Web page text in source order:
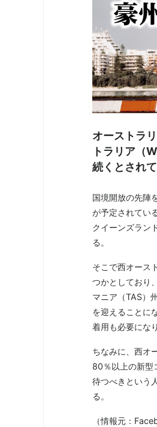
オーストラ
トラリア（
続くとされて
国境開放の先陣
が予定されてい
クイーンズラン
る。
そこで西オース
つかとしており
マニア（TAS）
を迎えることに
着用も必要にな
ちなみに、西オ
80％以上の新型
待つべきという
る。
（情報元：